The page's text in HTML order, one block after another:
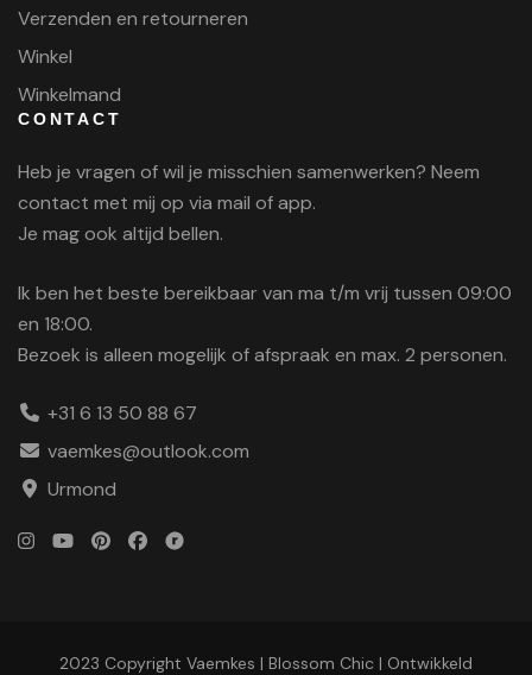
Verzenden en retourneren
Winkel
Winkelmand
CONTACT
Heb je vragen of wil je misschien samenwerken? Neem
contact met mij op via mail of app.
Je mag ook altijd bellen.
Ik ben het beste bereikbaar van ma t/m vrij tussen 09:00
en 18:00.
Bezoek is alleen mogelijk of afspraak en max. 2 personen.
+31 6 13 50 88 67
vaemkes@outlook.com
Urmond
2023 Copyright Vaemkes | Blossom Chic | Ontwikkeld